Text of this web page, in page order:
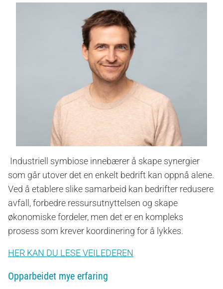
Industriell symbiose innebærer å skape synergier
som går utover det en enkelt bedrift kan oppnå alene.
Ved å etablere slike samarbeid kan bedrifter redusere
avfall, forbedre ressursutnyttelsen og skape
økonomiske fordeler, men det er en kompleks
prosess som krever koordinering for å lykkes.
HER KAN DU LESE VEILEDEREN
Opparbeidet mye erfaring